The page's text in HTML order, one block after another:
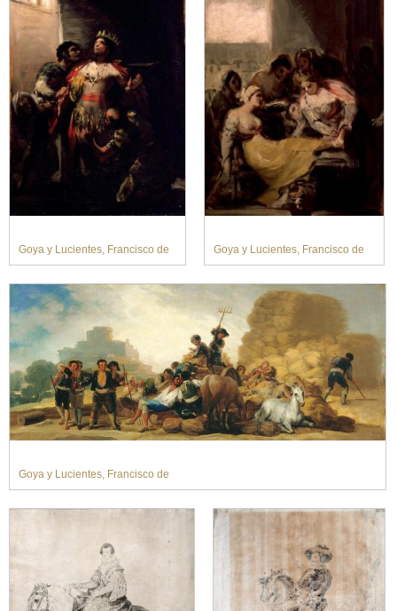
Goya y Lucientes, Francisco de Goya y Lucientes, Francisco de
Goya y Lucientes, Francisco de